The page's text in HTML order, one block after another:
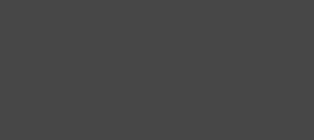
analytics.
analytics.
analytics.
zobrazení
reklamy.
cookies a
reklamy.
předvoleb pro
webu používá